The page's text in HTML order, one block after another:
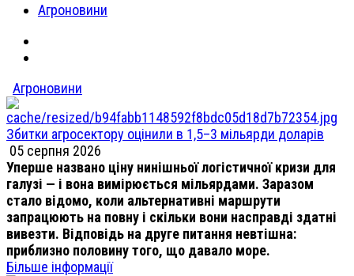
Агроновини
Агроновини
Збитки агросектору оцінили в 1,5–3 мільярди доларів
05 серпня 2026
Уперше названо ціну нинішньої логістичної кризи для
галузі — і вона вимірюється мільярдами. Заразом
стало відомо, коли альтернативні маршрути
запрацюють на повну і скільки вони насправді здатні
вивезти. Відповідь на друге питання невтішна:
приблизно половину того, що давало море.
Більше інформації